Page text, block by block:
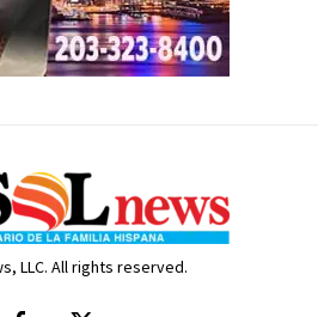
LLC. All rights reserved.